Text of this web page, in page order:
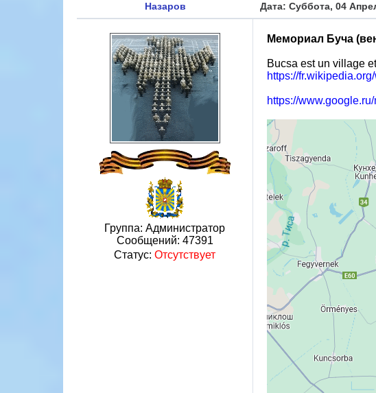
Назаров Дата: Суббота, 04
Группа: Администратор
Сообщений: 47391
Статус: Отсутствует
Мемориал Буча
Bucsa est un village
https://
https://